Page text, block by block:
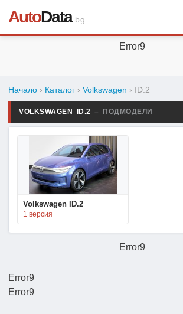
AutoData.bg
Error9
Error9
Начало › Каталог › Volkswagen › ID.2
VOLKSWAGEN ID.2 – ПОДМОДЕЛИ
Volkswagen ID.2
1 версия
Error9
Error9